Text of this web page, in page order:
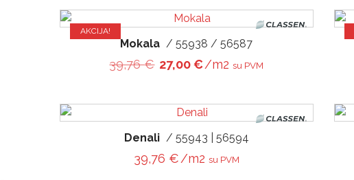
AKCIJA!
Mokala / 55938 / 56587
39,76€ Original price was: 39,76 €.
27,00€Current price is: 27,00 €.
/m2su PVM
Denali / 55943 | 56594
39,76 €/m2 su PVM